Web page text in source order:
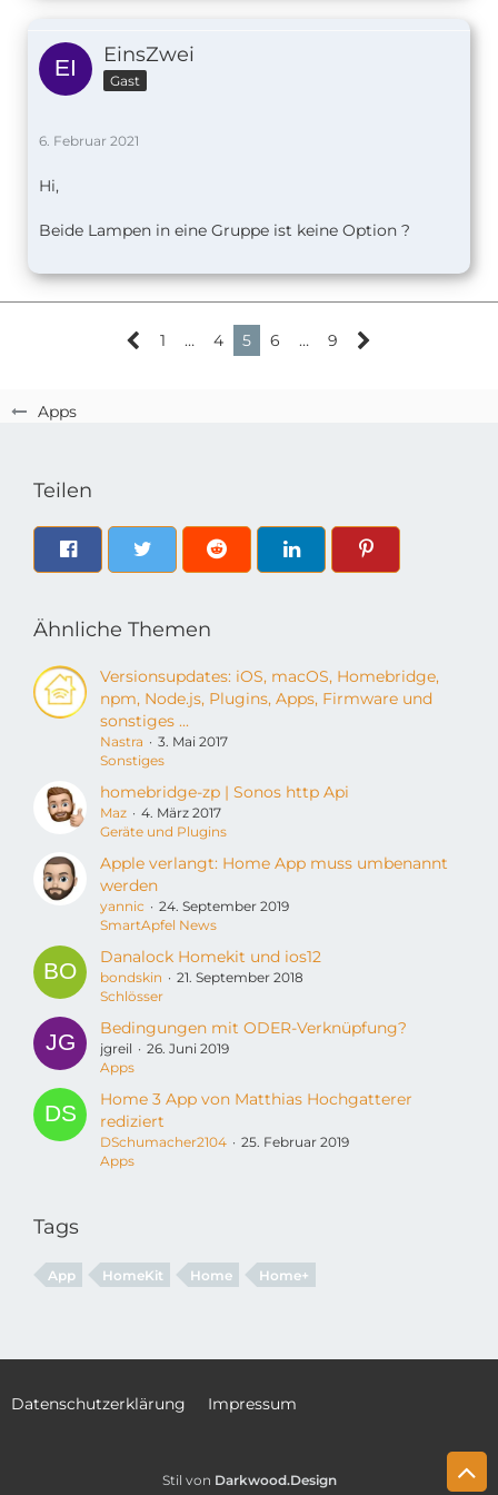
Apps
EinsZwei
Gast
6. Februar 2021
Hi,
Beide Lampen in eine Gruppe ist keine Option ?
1 … 4 5 6 … 9
Teilen
Ähnliche Themen
Versionsupdates: iOS, macOS, Homebridge,
npm, Node.js, Plugins, Apps, Firmware und
sonstiges ...
Nastra
3. Mai 2017
Sonstiges
homebridge-zp | Sonos http Api
Maz
4. März 2017
Geräte und Plugins
Apple verlangt: Home App muss umbenannt
werden
yannic
24. September 2019
SmartApfel News
Danalock Homekit und ios12
bondskin
21. September 2018
Schlösser
Bedingungen mit ODER-Verknüpfung?
jgreil
26. Juni 2019
Apps
Home 3 App von Matthias Hochgatterer
rediziert
DSchumacher2104
25. Februar 2019
Apps
Tags
App HomeKit Home Home+
Datenschutzerklärung Impressum
Stil von Darkwood.Design